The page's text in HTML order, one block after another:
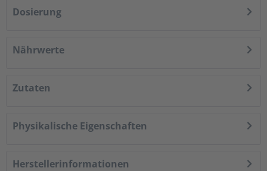
Dosierung
Nährwerte
Zutaten
Physikalische Eigenschaften
Herstellerinformationen